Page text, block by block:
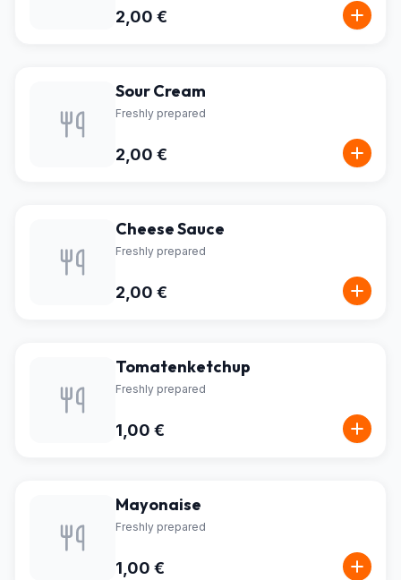
2,00 €
Sour Cream
Freshly prepared
2,00 €
Cheese Sauce
Freshly prepared
2,00 €
Tomatenketchup
Freshly prepared
1,00 €
Mayonaise
Freshly prepared
1,00 €